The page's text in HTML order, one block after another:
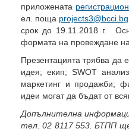
приложената
ел. поща projects3@bcci.bg
срок до 19.11.2018 г.
формата на провеждане
Презентацията трябва да
идея; екип; SWOT
маркетинг и продажби;
идеи могат да бъдат от
Допълнителна
тел. 02 8117 553. БТПП